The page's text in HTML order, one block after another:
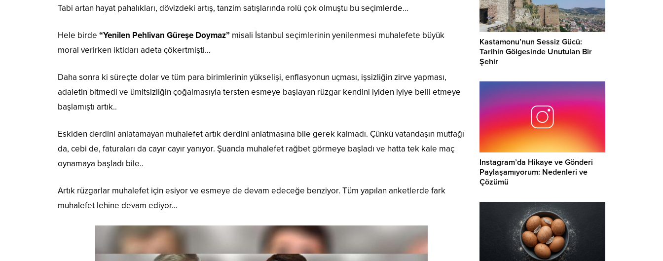
Tabi artan hayat pahalıkları, dövizdeki artış, tanzim satışlarında rolü çok olmuştu bu seçimlerde…
Hele birde “Yenilen Pehlivan Güreşe Doymaz” misali İstanbul seçimlerinin yenilenmesi muhalefete büyük
moral verirken iktidarı adeta çökertmişti…
Daha sonra ki süreçte dolar ve tüm para birimlerinin yükselişi, enflasyonun uçması, işsizliğin zirve yapması,
adaletin bitmedi ve ümitsizliğin çoğalmasıyla tersten esmeye başlayan rüzgar kendini iyiden iyiye belli etmeye
başlamıştı artık..
Eskiden derdini anlatamayan muhalefet artık derdini anlatmasına bile gerek kalmadı. Çünkü vatandaşın mutfağı
da, cebi de, faturaları da cayır cayır yanıyor. Şuanda muhalefet rağbet görmeye başladı ve hatta tek kale maç
oynamaya başladı bile..
Artık rüzgarlar muhalefet için esiyor ve esmeye de devam edeceğe benziyor. Tüm yapılan anketlerde fark
muhalefet lehine devam ediyor…
Kastamonu’nun Sessiz Gücü:
Tarihin Gölgesinde Unutulan Bir
Şehir
Instagram’da Hikaye ve Gönderi
Paylaşamıyorum: Nedenleri ve
Çözümü